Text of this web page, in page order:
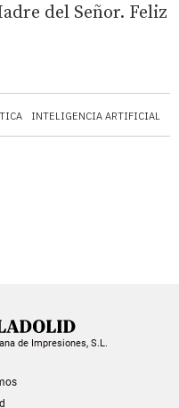
INTELIGENCIA ARTIFICIAL
del Señor. Feliz
de Impresiones, S.L.